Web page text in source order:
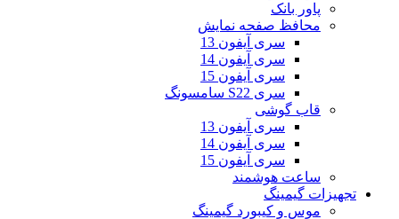
پاور بانک
محافظ صفحه نمایش
سری آیفون 13
سری آیفون 14
سری آیفون 15
سری S22 سامسونگ
قاب گوشی
سری آیفون 13
سری آیفون 14
سری آیفون 15
ساعت هوشمند
تجهیزات گیمینگ
موس و کیبورد گیمینگ